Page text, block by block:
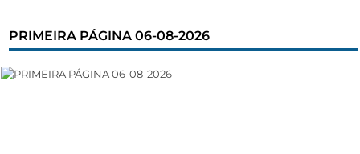
PRIMEIRA PÁGINA 06-08-2026